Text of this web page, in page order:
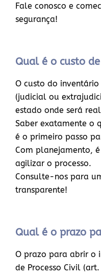
Fale conosco e
segurança!
Qual é o custo
O custo do
(judicial ou
estado onde será
Saber exatamente o
é o primeiro passo
Com planejamento,
agilizar o processo.
Consulte-nos para
transparente!
Qual é o prazo
O prazo para abrir o
de Processo Civil